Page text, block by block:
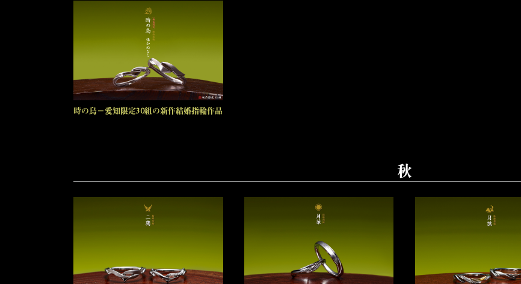
時の鳥－愛知限定30組の新作結婚指輪作品
秋